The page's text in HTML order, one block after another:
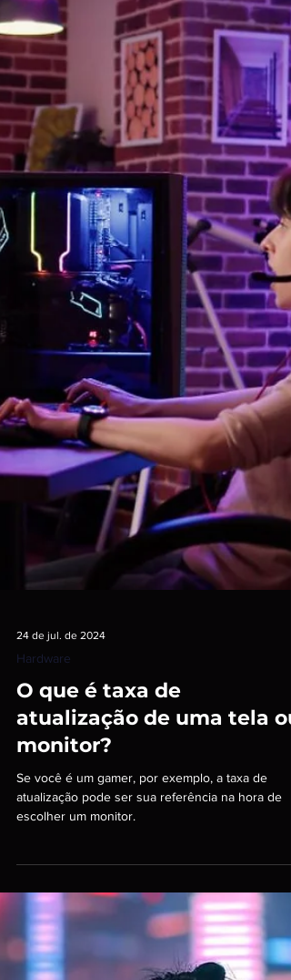
24 de jul. de 2024
Hardware
O que é taxa de
monitor?
Se você é um gamer, por exemplo, a taxa de
atualização pode ser sua referência na hora de
escolher um monitor.